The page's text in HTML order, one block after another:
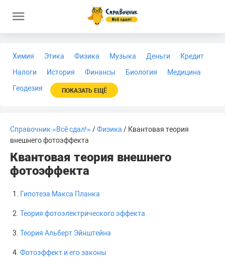
Химия Этика Физика Музыка Деньги
Кредит
Налоги
История Финансы Биология
Медицина
Геодезия
ПОКАЗАТЬ ЕЩЁ
Справочник «Всё сдал!»/Физика / Квантовая теория
внешнего фотоэффекта
Квантовая теория внешнего
фотоэффекта
Гипотеза Макса Планка
Теория фотоэлектрического эффекта
Теория Альберт Эйнштейна
Фотоэффект и его законы